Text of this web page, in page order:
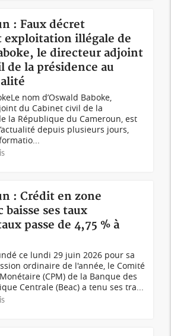
: Faux décret
illégale de
le directeur adjoint
de la présidence au
nom d’Oswald Baboke,
du Cabinet civil de la
la République du Cameroun, est
depuis plusieurs jours,
: Crédit en zone
baisse ses taux
passe de 4,75 % à
ce lundi 29 juin 2026 pour sa
ordinaire de l'année, le Comité
(CPM) de la Banque des
Centrale (Beac) a tenu ses tra...